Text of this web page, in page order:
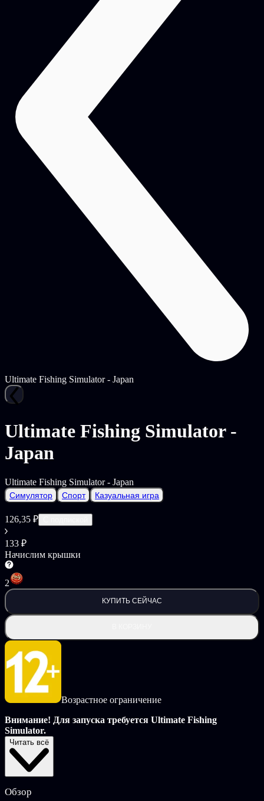
Ultimate Fishing Simulator - Japan
Ultimate Fishing Simulator -
Japan
Ultimate Fishing Simulator - Japan
Симулятор Спорт Казуальная игра
126,35 ₽
133 ₽
Начислим крышки
2
КУПИТЬ СЕЙЧАС
Возрастное ограничение
Внимание! Для запуска требуется Ultimate Fishing
Simulator.
ようこそ в стране цветущей сакуры, где вас ждут 9 новых
видов рыб. Вы сможете поймать как красочных карпов кои,
так и огромных монстров, которые с легкостью утащат вас
Читать всё
Обзор